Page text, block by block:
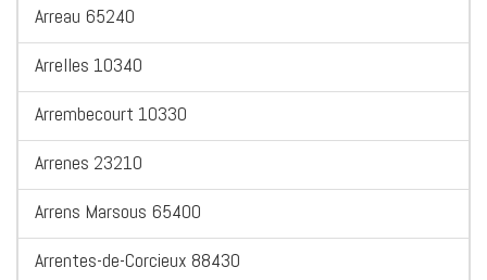
Arreau 65240
Arrelles 10340
Arrembecourt 10330
Arrenes 23210
Arrens Marsous 65400
Arrentes-de-Corcieux 88430